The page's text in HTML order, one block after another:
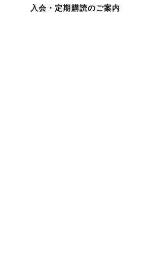
入会・定期購読のご案内